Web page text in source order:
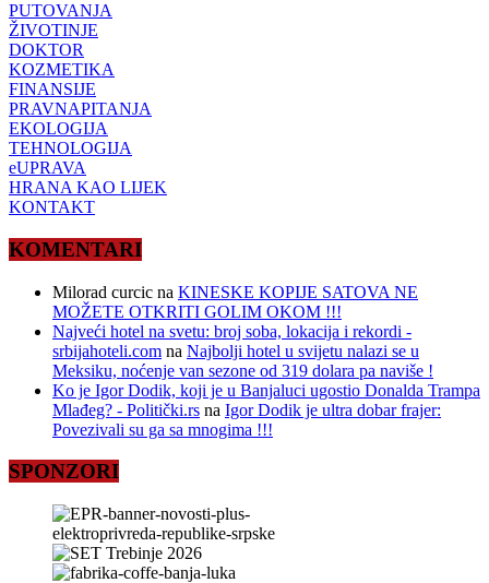
PUTOVANJA
ŽIVOTINJE
DOKTOR
KOZMETIKA
FINANSIJE
PRAVNAPITANJA
EKOLOGIJA
TEHNOLOGIJA
eUPRAVA
HRANA KAO LIJEK
KONTAKT
KOMENTARI
Milorad curcic na KINESKE KOPIJE SATOVA NE
MOŽETE OTKRITI GOLIM OKOM !!!
Najveći hotel na svetu: broj soba, lokacija i rekordi -
srbijahoteli.com na Najbolji hotel u svijetu nalazi se u
Meksiku, noćenje van sezone od 319 dolara pa naviše !
Ko je Igor Dodik, koji je u Banjaluci ugostio Donalda Trampa
Mlađeg? - Politički.rs na Igor Dodik je ultra dobar frajer:
Povezivali su ga sa mnogima !!!
SPONZORI